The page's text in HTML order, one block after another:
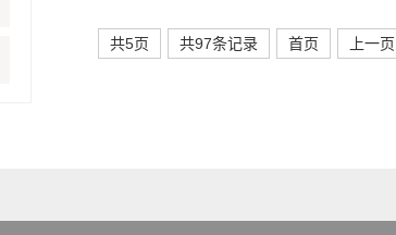
共5页 共97条记录 首页 上一页